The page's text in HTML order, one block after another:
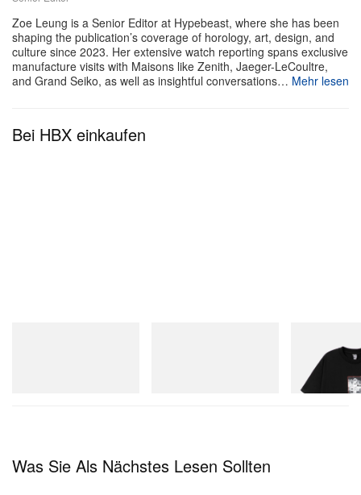
Mit seiner detailreichen Erzählebene und opulenten
Bildsprache istFatal Fury/Garou Densetsu: The
Ultimate Historyein absolutes Must-have für
Fighting-Game-Fans und die definitive Chronik
Release ist am 20. Mai 2026; das Buch erscheint
Zoe Leung is a Senior Editor at Hypebeast, where she has been
shaping the publication’s coverage of horology, art, design, and
culture since 2023. Her extensive watch reporting spans exclusive
manufacture visits with Maisons like Zenith, Jaeger-LeCoultre,
and Grand Seiko, as well as insightful conversations… Mehr lesen
Bei HBX einkaufen
Billionaire
D Cotton T-
Jetzt einkaufen
Was Sie Als Nächstes Lesen Sollten